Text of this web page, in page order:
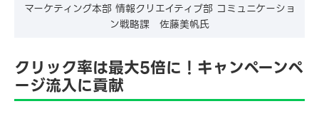
マーケティング本部 情報クリエイティブ部 コミュニケーショ
ン戦略課 佐藤美帆氏
クリック率は最大5倍に！キャンペーンペ
ージ流入に貢献